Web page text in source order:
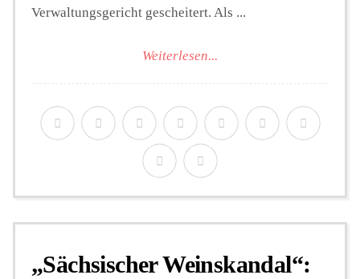
Verwaltungsgericht gescheitert. Als ...
Weiterlesen...
„Sächsischer Weinskandal“: